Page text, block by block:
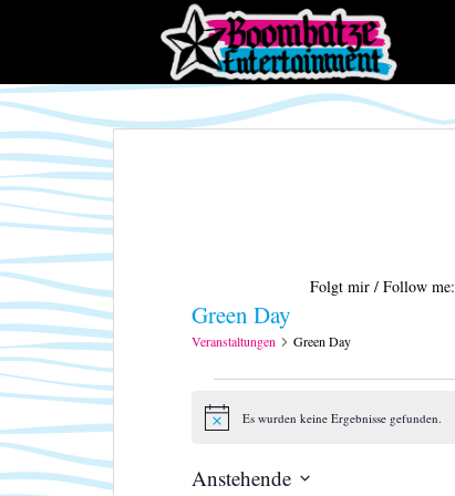
p
t
o
m
a
c
t
e
n
Folgt mir / Follow me:
Green Day
Veranstaltungen Green Day
w
e
Es wurden keine Ergebnisse gefunden.
Anstehende